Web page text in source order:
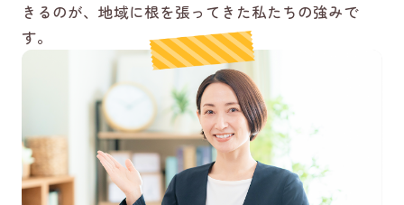
きるのが、地域に根を張ってきた私たちの強みで
す。